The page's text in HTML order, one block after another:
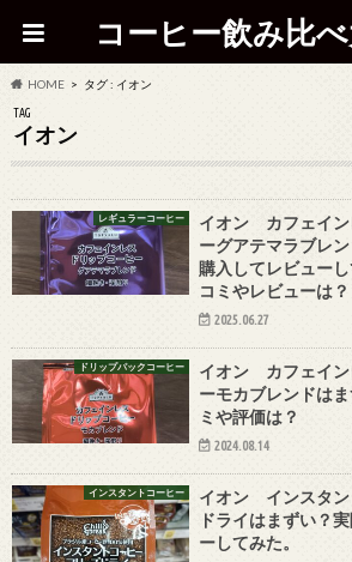
コーヒー飲み比
HOME タグ : イオン
TAG
イオン
レギュラーコーヒー
イオン カフェイン
ーグアテマラブレ
購入してレビュー
コミやレビューは？
2025.06.27
ドリップパックコーヒー
イオン カフェイン
ーモカブレンドは
ミや評価は？
2024.08.14
インスタントコーヒー
イオン インスタン
ドライはまずい？
ーしてみた。